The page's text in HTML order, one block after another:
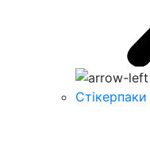
Стікерпаки